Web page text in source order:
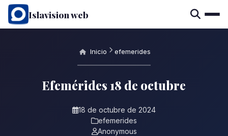
Islavision web
Inicio efemerides
Efemérides 18 de octubre
18 de octubre de 2024
efemerides
Anonymous